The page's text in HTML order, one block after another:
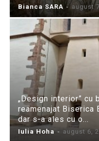
Bianca SARA - august
„Design interior” cu
reamenajat Biserica
dar s-a ales cu o...
Iulia Hoha - august 6,